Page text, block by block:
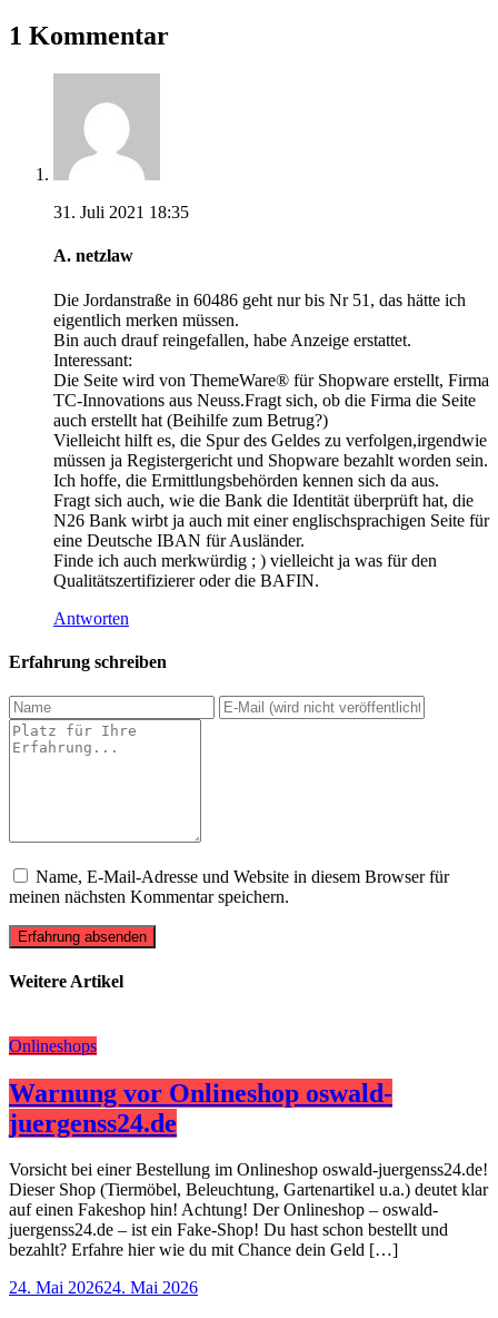
1 Kommentar
31. Juli 2021 18:35
A. netzlaw
Die Jordanstraße in 60486 geht nur bis Nr 51, das hätte ich
eigentlich merken müssen.
Bin auch drauf reingefallen, habe Anzeige erstattet.
Interessant:
Die Seite wird von ThemeWare® für Shopware erstellt, Firma
TC-Innovations aus Neuss.Fragt sich, ob die Firma die Seite
auch erstellt hat (Beihilfe zum Betrug?)
Vielleicht hilft es, die Spur des Geldes zu verfolgen,irgendwie
müssen ja Registergericht und Shopware bezahlt worden sein.
Ich hoffe, die Ermittlungsbehörden kennen sich da aus.
Fragt sich auch, wie die Bank die Identität überprüft hat, die
N26 Bank wirbt ja auch mit einer englischsprachigen Seite für
eine Deutsche IBAN für Ausländer.
Finde ich auch merkwürdig ; ) vielleicht ja was für den
Qualitätszertifizierer oder die BAFIN.
Antworten
Erfahrung schreiben
Name, E-Mail-Adresse und Website in diesem Browser für
meinen nächsten Kommentar speichern.
Erfahrung absenden
Weitere Artikel
Onlineshops
Warnung vor Onlineshop oswald-
juergenss24.de
Vorsicht bei einer Bestellung im Onlineshop oswald-juergenss24.de!
Dieser Shop (Tiermöbel, Beleuchtung, Gartenartikel u.a.) deutet klar
auf einen Fakeshop hin! Achtung! Der Onlineshop – oswald-
juergenss24.de – ist ein Fake-Shop! Du hast schon bestellt und
bezahlt? Erfahre hier wie du mit Chance dein Geld […]
24. Mai 202624. Mai 2026